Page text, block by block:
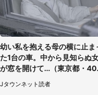
幼い私を抱える母の横に止ま
た1台の車。中から見知らぬ
が窓を開けて...（東京都・40
Jタウンネット読者